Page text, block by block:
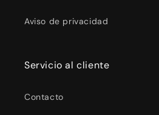
Aviso de privacidad
Servicio al cliente
Contacto